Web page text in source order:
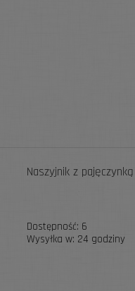
Naszyjnik z
Dostępność: 6
Wysyłka w: 24 godziny